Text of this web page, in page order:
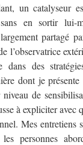
un catalyseur
en sortir lui-
partagé
l’observatrice
dans des
dont je présente
niveau de
à expliciter avec
Mes entretiens
personnes